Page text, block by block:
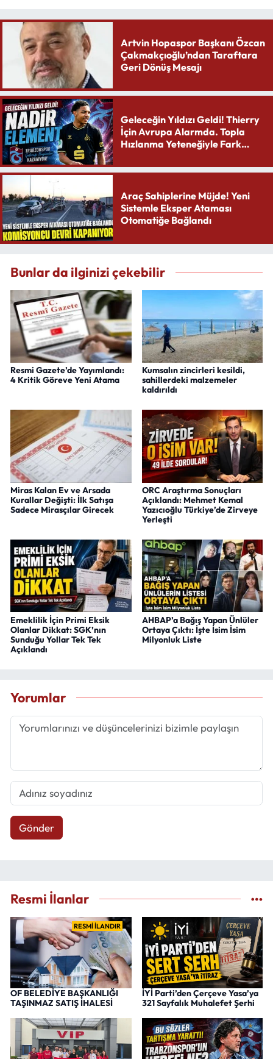
Artvin Hopaspor Başkanı Özcan
Çakmakçıoğlu’ndan Taraftara
Geri Dönüş Mesajı
Geleceğin Yıldızı Geldi! Thierry
İçin Avrupa Alarmda. Topla
Hızlanma Yeteneğiyle Fark
Araç Sahiplerine Müjde! Yeni
Sistemle Eksper Ataması
Otomatiğe Bağlandı
Bunlar da ilginizi çekebilir
Resmi Gazete’de Yayımlandı:
4 Kritik Göreve Yeni Atama
Kumsalın zincirleri kesildi,
sahillerdeki malzemeler
kaldırıldı
Miras Kalan Ev ve Arsada
Kurallar Değişti: İlk Satışa
Sadece Mirasçılar Girecek
ORC Araştırma Sonuçları
Açıklandı: Mehmet Kemal
Yazıcıoğlu Türkiye’de Zirveye
Yerleşti
Emeklilik İçin Primi Eksik
Olanlar Dikkat: SGK’nın
Sunduğu Yollar Tek Tek
Açıklandı
AHBAP’a Bağış Yapan Ünlüler
Ortaya Çıktı: İşte İsim İsim
Milyonluk Liste
Yorumlar
Gönder
Resmi İlanlar
RESMİ İLANDIR
OF BELEDİYE BAŞKANLIĞI
TAŞINMAZ SATIŞ İHALESİ
İYİ Parti’den Çerçeve Yasa’ya
321 Sayfalık Muhalefet Şerhi